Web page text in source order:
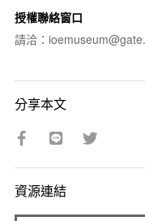
授權聯絡窗口
請洽：
分享本文
資源連結